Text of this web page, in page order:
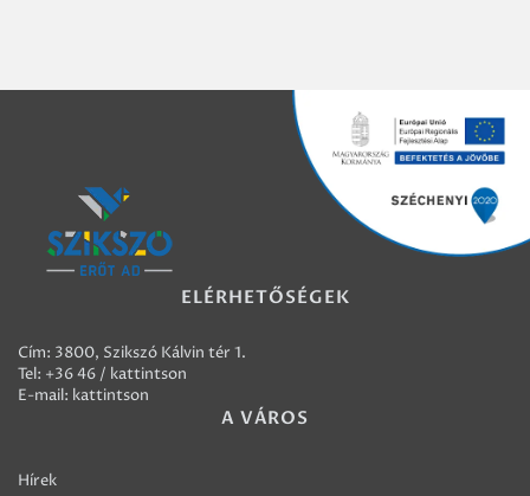
ELÉRHETŐSÉGEK
Cím: 3800, Szikszó Kálvin tér 1.
Tel: +36 46 / kattintson
E-mail: kattintson
A VÁROS
Hírek